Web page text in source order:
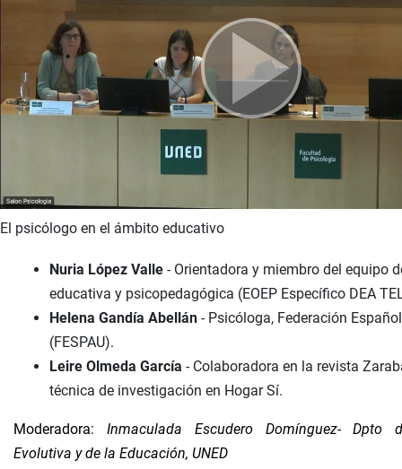
El psicólogo en el ámbito educativo
Nuria López Valle - Orientadora y miembro del equipo
educativa y psicopedagógica (EOEP Específico DEA
Helena Gandía Abellán - Psicóloga, Federación
(FESPAU).
Leire Olmeda García - Colaboradora en la revista
técnica de investigación en Hogar Sí.
Moderadora: Inmaculada Escudero Domínguez- Dpto
Evolutiva y de la Educación, UNED